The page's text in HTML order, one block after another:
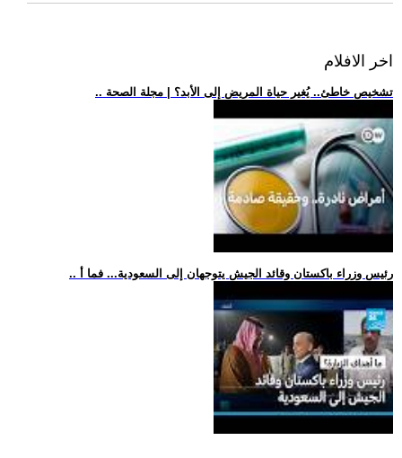
اخر الافلام
.. تشخيص خاطئ.. يُغير حياة المريض إلى الأبد؟ | مجلة الصحة
.. رئيس وزراء باكستان وقائد الجيش يتوجهان إلى السعودية... فما أ